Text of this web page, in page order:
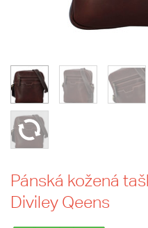
Pánská kožená
Diviley Qeens